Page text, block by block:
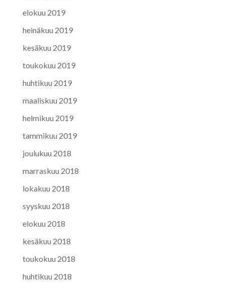
elokuu 2019
heinäkuu 2019
kesäkuu 2019
toukokuu 2019
huhtikuu 2019
maaliskuu 2019
helmikuu 2019
tammikuu 2019
joulukuu 2018
marraskuu 2018
lokakuu 2018
syyskuu 2018
elokuu 2018
kesäkuu 2018
toukokuu 2018
huhtikuu 2018